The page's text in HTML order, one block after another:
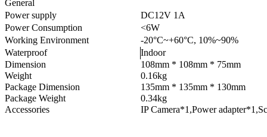
General
Power supply
DC12V 1A
Power Consumption
<6W
Working Environment
-20°C~+60°C, 10%~90%
Waterproof
Indoor
Dimension
108mm * 108mm * 75mm
Weight
0.16kg
Package Dimension
135mm * 135mm * 130mm
Package Weight
0.34kg
Accessories
IP Camera*1,Power